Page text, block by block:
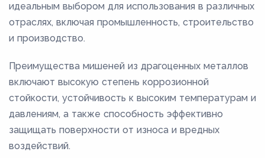
идеальным выбором для использования в различных
отраслях, включая промышленность, строительство
и производство.
Преимущества мишеней из драгоценных металлов
включают высокую степень коррозионной
стойкости, устойчивость к высоким температурам и
давлениям, а также способность эффективно
защищать поверхности от износа и вредных
воздействий.